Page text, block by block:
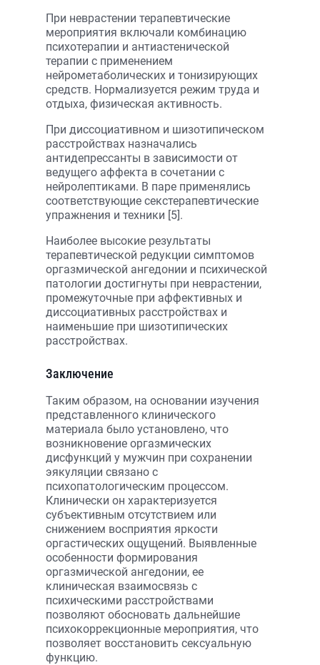
При неврастении терапевтические
мероприятия включали комбинацию
психотерапии и антиастенической
терапии с применением
нейрометаболических и тонизирующих
средств. Нормализуется режим труда и
отдыха, физическая активность.
При диссоциативном и шизотипическом
расстройствах назначались
антидепрессанты в зависимости от
ведущего аффекта в сочетании с
нейролептиками. В паре применялись
соответствующие секстерапевтические
упражнения и техники [5].
Наиболее высокие результаты
терапевтической редукции симптомов
оргазмической ангедонии и психической
патологии достигнуты при неврастении,
промежуточные при аффективных и
диссоциативных расстройствах и
наименьшие при шизотипических
расстройствах.
Заключение
Таким образом, на основании изучения
представленного клинического
материала было установлено, что
возникновение оргазмических
дисфункций у мужчин при сохранении
эякуляции связано с
психопатологическим процессом.
Клинически он характеризуется
субъективным отсутствием или
снижением восприятия яркости
оргастических ощущений. Выявленные
особенности формирования
оргазмической ангедонии, ее
клиническая взаимосвязь с
психическими расстройствами
позволяют обосновать дальнейшие
психокоррекционные мероприятия, что
позволяет восстановить сексуальную
функцию.